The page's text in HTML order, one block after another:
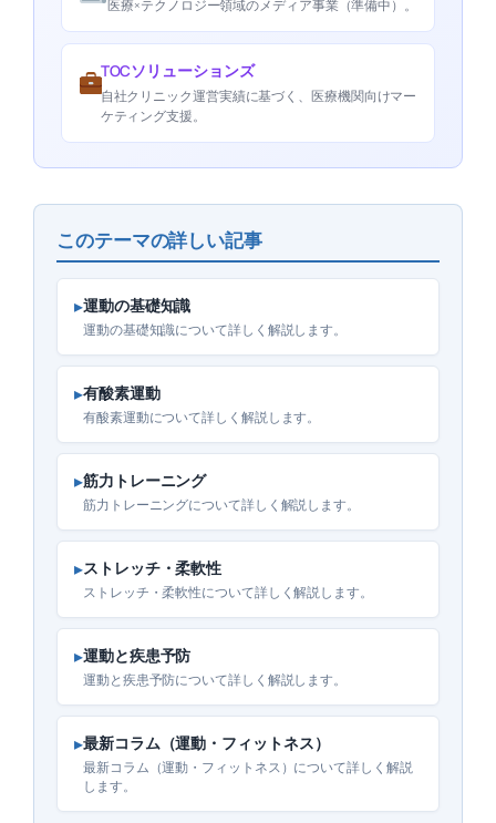
医療×テクノロジー領域のメディア事業（準備中）。
TOCソリューションズ
自社クリニック運営実績に基づく、医療機関向けマー
ケティング支援。
このテーマの詳しい記事
▸運動の基礎知識
運動の基礎知識について詳しく解説します。
▸有酸素運動
有酸素運動について詳しく解説します。
▸筋力トレーニング
筋力トレーニングについて詳しく解説します。
▸ストレッチ・柔軟性
ストレッチ・柔軟性について詳しく解説します。
▸運動と疾患予防
運動と疾患予防について詳しく解説します。
▸最新コラム（運動・フィットネス）
最新コラム（運動・フィットネス）について詳しく解説
します。